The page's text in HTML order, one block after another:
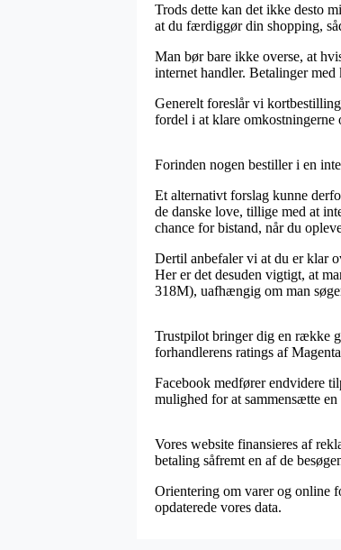
Trods dette kan det ikke desto
at du færdiggør din shopping,
Man bør bare ikke overse, at
internet handler. Betalinger
Generelt foreslår vi
fordel i at klare omkostningerne
Forinden nogen bestiller i en
Et alternativt forslag kunne
de danske love, tillige med at
chance for bistand, når du
Dertil anbefaler vi at du er klar
Her er det desuden vigtigt, at
318M), uafhængig om man
Trustpilot bringer dig en række
forhandlerens ratings af
Facebook medfører endvidere
mulighed for at sammensætte
Vores website finansieres af
betaling såfremt en af de
Orientering om varer og online
opdaterede vores data.